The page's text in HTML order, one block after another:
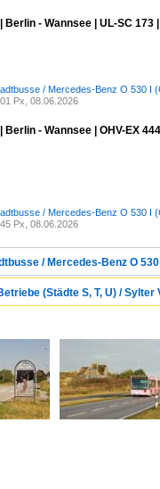
Berlin - Wannsee | UL-SC 173
/ Mercedes-Benz O 530 I
Px, 08.06.2026
Berlin - Wannsee | OHV-EX
/ Mercedes-Benz O 530 I
Px, 08.06.2026
/ Mercedes-Benz O
(Städte S, T, U) /